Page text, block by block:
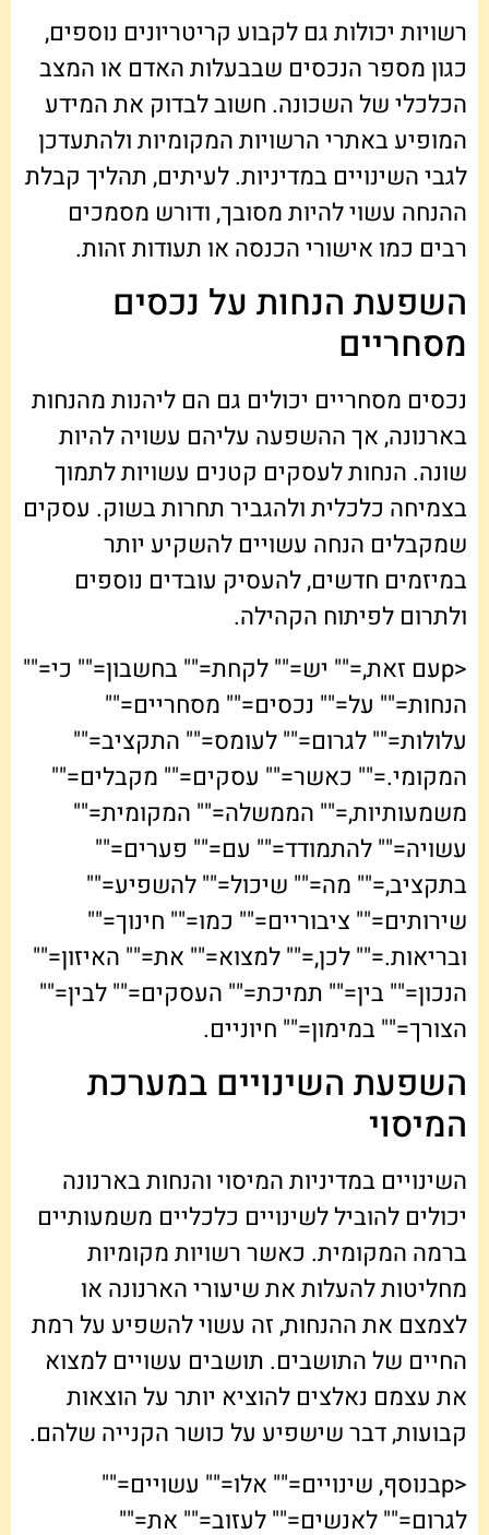
רשויות יכולות גם לקבוע קריטריונים נוספים,
כגון מספר הנכסים שבבעלות האדם או המצב
הכלכלי של השכונה. חשוב לבדוק את המידע
המופיע באתרי הרשויות המקומיות ולהתעדכן
לגבי השינויים במדיניות. לעיתים, תהליך קבלת
ההנחה עשוי להיות מסובך, ודורש מסמכים
רבים כמו אישורי הכנסה או תעודות זהות.
השפעת הנחות על נכסים
מסחריים
נכסים מסחריים יכולים גם הם ליהנות מהנחות
בארנונה, אך ההשפעה עליהם עשויה להיות
שונה. הנחות לעסקים קטנים עשויות לתמוך
בצמיחה כלכלית ולהגביר תחרות בשוק. עסקים
שמקבלים הנחה עשויים להשקיע יותר
במיזמים חדשים, להעסיק עובדים נוספים
ולתרום לפיתוח הקהילה.
<pעם זאת,="" יש="" לקחת="" בחשבון="" כי=""
הנחות="" על="" נכסים="" מסחריים=""
עלולות="" לגרום="" לעומס="" התקציב=""
המקומי.="" כאשר="" עסקים="" מקבלים=""
משמעותיות,="" הממשלה="" המקומית=""
עשויה="" להתמודד="" עם="" פערים=""
בתקציב,="" מה="" שיכול="" להשפיע=""
שירותים="" ציבוריים="" כמו="" חינוך=""
ובריאות.="" לכן,="" למצוא="" את="" האיזון=""
הנכון="" בין="" תמיכת="" העסקים="" לבין=""
הצורך="" במימון="" חיוניים.
השפעת השינויים במערכת
המיסוי
השינויים במדיניות המיסוי והנחות בארנונה
יכולים להוביל לשינויים כלכליים משמעותיים
ברמה המקומית. כאשר רשויות מקומיות
מחליטות להעלות את שיעורי הארנונה או
לצמצם את ההנחות, זה עשוי להשפיע על רמת
החיים של התושבים. תושבים עשויים למצוא
את עצמם נאלצים להוציא יותר על הוצאות
קבועות, דבר שישפיע על כושר הקנייה שלהם.
<pבנוסף, שינויים="" אלו="" עשויים=""
לגרום="" לאנשים="" לעזוב="" את=""